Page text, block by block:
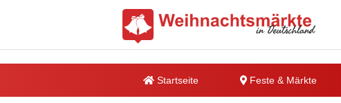
Startseite Feste & Märkte